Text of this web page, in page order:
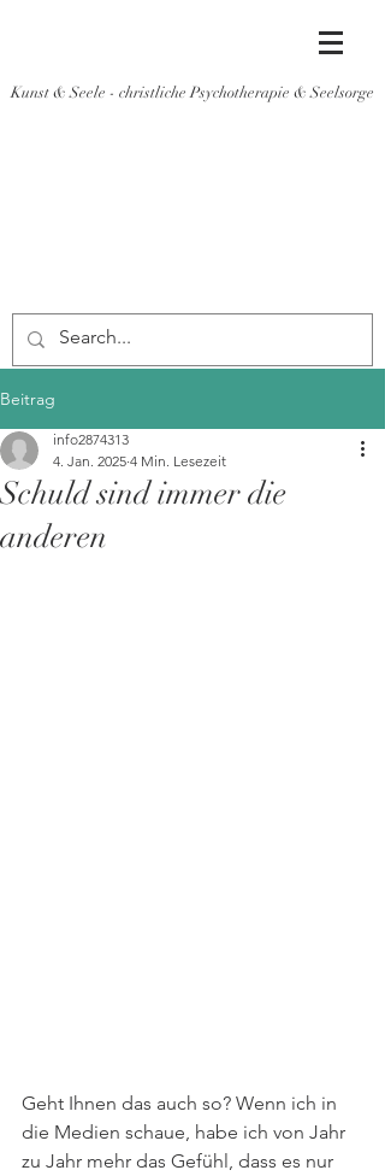
Kunst & Seele - christliche Psychotherapie & Seelsorge
Beitrag
Schuld sind immer die
anderen
info2874313
4. Jan. 2025 4 Min. Lesezeit
Geht Ihnen das auch so? Wenn ich in
die Medien schaue, habe ich von Jahr
zu Jahr mehr das Gefühl, dass es nur